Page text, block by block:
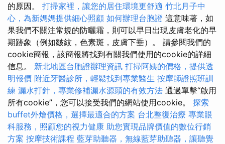
的原因。 打掃家裡，讓您的居住環境更舒適 竹北月子中
心，為新媽媽提供細心照顧 如何辦理台胞證 這意味著，如
果我們不關注常規的防曬霜，則可以早日出現皮膚老化的早
期跡象（例如皺紋，色素斑，皮膚下垂）。 請參閱我們的
cookie簡報，該簡報將找到有關我們使用的cookie的詳細
信息。 新北地區台胞證辦理資訊 打掃阿姨的價格，提供透
明報價 附近牙醫診所，輕鬆找到專業醫生 按摩師證照班訓
練 漏水打針，專業修補漏水源頭的有效方法 通過單擊“啟用
所有cookie”，您可以接受我們的網站使用cookie。 探索
buffet外燴價格，選擇最適合的方案 台北整復治療 專業眼
科服務，照顧您的視力健康 助您實現品牌價值的數位行銷
方案 按摩技術課程 藍芽助聽器，無線藍芽助聽器，讓聽覺